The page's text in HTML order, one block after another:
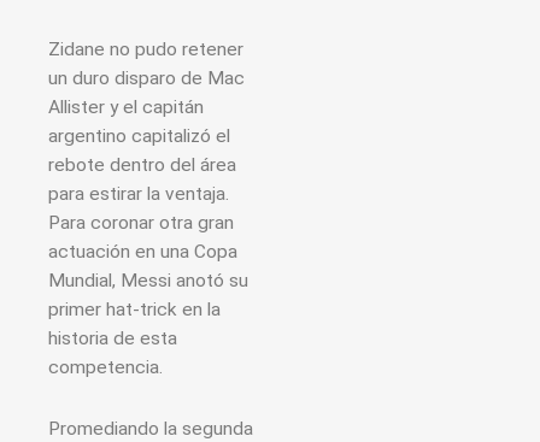
Zidane no pudo retener
un duro disparo de Mac
Allister y el capitán
argentino capitalizó el
rebote dentro del área
para estirar la ventaja.
Para coronar otra gran
actuación en una Copa
Mundial, Messi anotó su
primer hat-trick en la
historia de esta
competencia.
Promediando la segunda